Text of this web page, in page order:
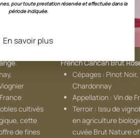
pour toute prestation réservée et effectuée dans la
période indiquée.
En savoir plus
:
cultivés
cette
de fines
French Cancan Brut
Cépages : Pinot
Chardonnay
Appellation : Vin de
Terroir : Issu de
en agriculture
cuvée Brut Nature